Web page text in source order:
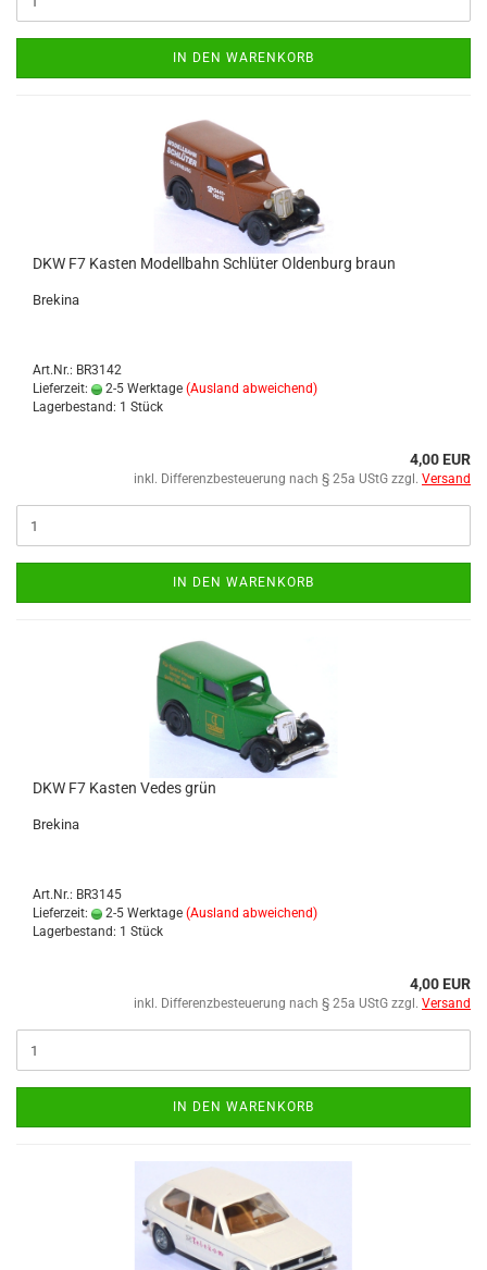
IN DEN WARENKORB
DKW F7 Kas­ten Mo­dell­bahn Schlü­ter Ol­den­burg braun
Bre­ki­na
Art.Nr.: BR3142
Lieferzeit:
2-5 Werktage (Ausland abweichend)
Lagerbestand: 1 Stück
4,00 EUR
inkl. Differenzbesteuerung nach § 25a UStG zzgl. Versand
IN DEN WARENKORB
DKW F7 Kas­ten Vedes grün
Bre­ki­na
Art.Nr.: BR3145
Lieferzeit:
2-5 Werktage (Ausland abweichend)
Lagerbestand: 1 Stück
4,00 EUR
inkl. Differenzbesteuerung nach § 25a UStG zzgl. Versand
IN DEN WARENKORB